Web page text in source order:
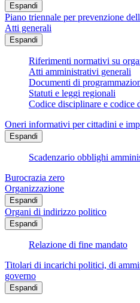
Espandi
Piano triennale per prevenzione
Atti generali
Espandi
Riferimenti normativi su
Atti amministrativi generali
Documenti di
Statuti e leggi regionali
Codice disciplinare e codice
Oneri informativi per cittadini e
Espandi
Scadenzario obblighi
Burocrazia zero
Organizzazione
Espandi
Organi di indirizzo politico
Espandi
Relazione di fine mandato
Titolari di incarichi politici, di
governo
Espandi